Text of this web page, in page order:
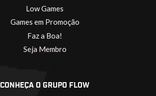
Low Games
Games em Promoção
Faz a Boa!
Seja Membro
CONHEÇA O GRUPO FLOW